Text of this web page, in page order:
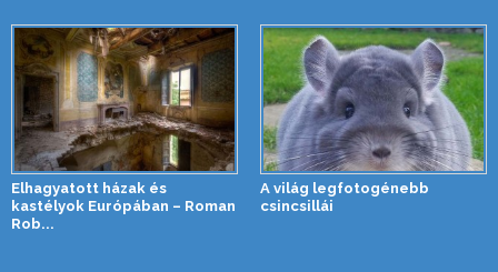
Elhagyatott házak és
kastélyok Európában – Roman
Rob...
A világ legfotogénebb
csincsillái